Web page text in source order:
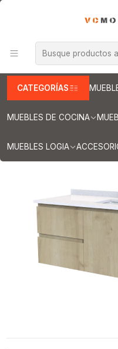
CATEGORÍAS
MUEBLES DE COCINA
MUEBLES LOGIA
Muebles
Mueble vanitorios
Muebles vanitorios
Mueble Vanitorio aereo